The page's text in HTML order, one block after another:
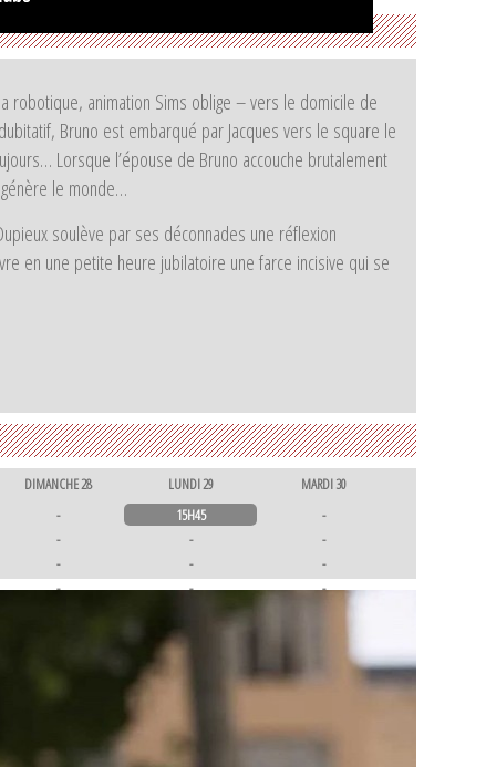
robotique, animation Sims oblige – vers le domicile de
Bruno est embarqué par Jacques vers le square le
Lorsque l’épouse de Bruno accouche brutalement
le monde…
soulève par ses déconnades une réflexion
en une petite heure jubilatoire une farce incisive qui se
DIMANCHE 28
-
-
-
-
LUNDI 29
15H45
-
-
-
MARDI 30
-
-
-
-